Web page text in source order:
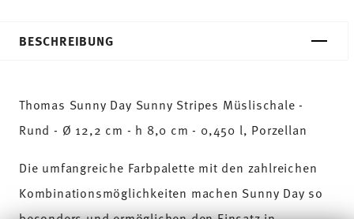
BESCHREIBUNG
Thomas Sunny Day Sunny Stripes Müslischale -
Rund - Ø 12,2 cm - h 8,0 cm - 0,450 l, Porzellan
Die umfangreiche Farbpalette mit den zahlreichen
Kombinationsmöglichkeiten machen Sunny Day so